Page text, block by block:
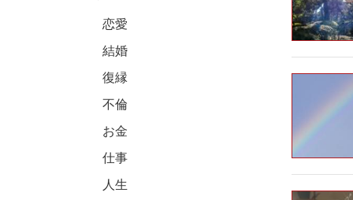
恋愛
結婚
復縁
不倫
お金
仕事
人生